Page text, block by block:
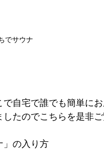
でサウナ
自宅で誰でも簡単に
たのでこちらを是非ご
」の入り方